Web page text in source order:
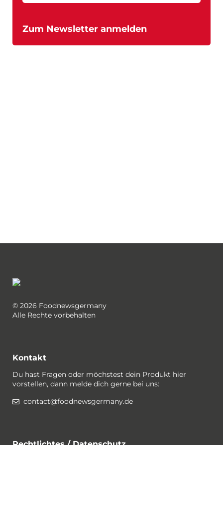
© 2026 Foodnewsgermany
Alle Rechte vorbehalten
Kontakt
Du hast Fragen oder möchstest dein Produkt hier
vorstellen, dann melde dich gerne bei uns:
contact@foodnewsgermany.de
Rechtlichtes / Datenschutz